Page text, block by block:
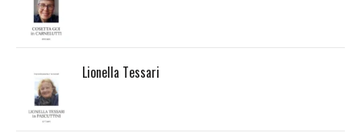
Lionella Tessari